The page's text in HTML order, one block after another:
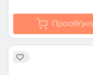
Προσθήκη